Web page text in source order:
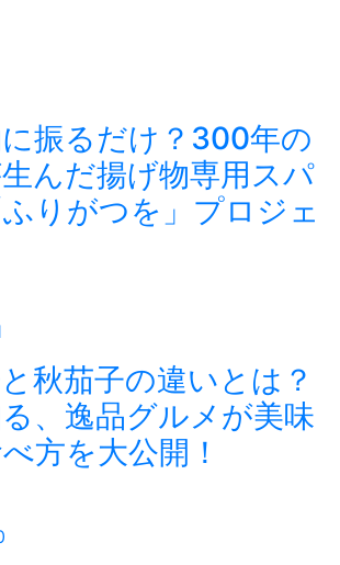
振るだけ？300年の
んだ揚げ物専用スパ
りがつを」プロジェ
秋茄子の違いとは？
、逸品グルメが美味
方を大公開！